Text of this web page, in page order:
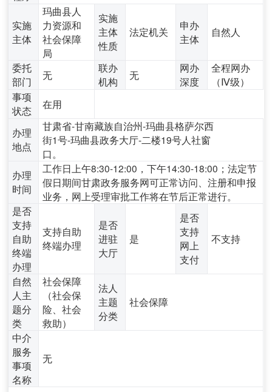
实施
主体
玛曲县人
力资源和
社会保障
局
实施
主体
性质
法定机关
申办
主体
自然人
委托
部门
无
联办
机构
无
网办
深度
全程网办
（Ⅳ级）
事项
状态
在用
办理
地点
甘肃省-甘南藏族自治州-玛曲县格萨尔西
街1号-玛曲县政务大厅-二楼19号人社窗
口。
办理
时间
工作日上午8:30-12:00，下午14:30-18:00；法定节
假日期间甘肃政务服务网可正常访问、注册和申报
业务，网上受理审批工作将在节后正常进行。
是否
支持
自助
终端
办理
支持自助
终端办理
是否
进驻
大厅
是
是否
支持
网上
支付
不支持
自然
人主
题分
类
社会保障
（社会保
险、社会
救助）
法人
主题
分类
社会保障
中介
服务
事项
名称
无